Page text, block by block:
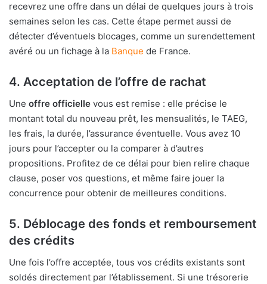
recevrez une offre dans un délai de quelques jours à trois
semaines selon les cas. Cette étape permet aussi de
détecter d’éventuels blocages, comme un surendettement
avéré ou un fichage à la Banque de France.
4. Acceptation de l’offre de rachat
Une offre officielle vous est remise : elle précise le
montant total du nouveau prêt, les mensualités, le TAEG,
les frais, la durée, l’assurance éventuelle. Vous avez 10
jours pour l’accepter ou la comparer à d’autres
propositions. Profitez de ce délai pour bien relire chaque
clause, poser vos questions, et même faire jouer la
concurrence pour obtenir de meilleures conditions.
5. Déblocage des fonds et remboursement
des crédits
Une fois l’offre acceptée, tous vos crédits existants sont
soldés directement par l’établissement. Si une trésorerie